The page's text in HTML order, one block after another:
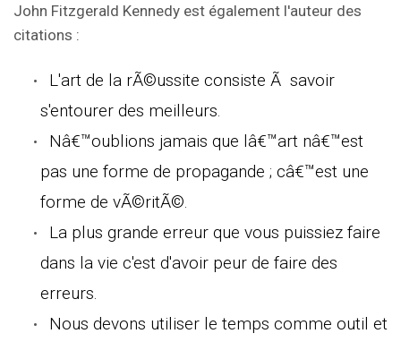
John Fitzgerald Kennedy est également l'auteur des
citations :
L'art de la rÃ©ussite consiste Ã savoir
s'entourer des meilleurs.
Nâ€™oublions jamais que lâ€™art nâ€™est
pas une forme de propagande ; câ€™est une
forme de vÃ©ritÃ©.
La plus grande erreur que vous puissiez faire
dans la vie c'est d'avoir peur de faire des
erreurs.
Nous devons utiliser le temps comme outil et